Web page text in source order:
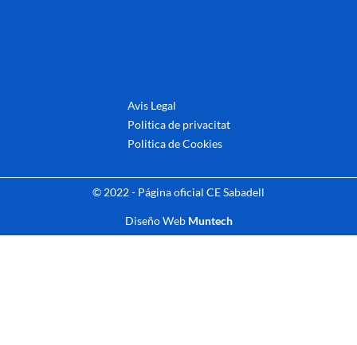
Avis Legal
Politica de privacitat
Politica de Cookies
© 2022 - Página oficial CE Sabadell
Diseño Web Muntech